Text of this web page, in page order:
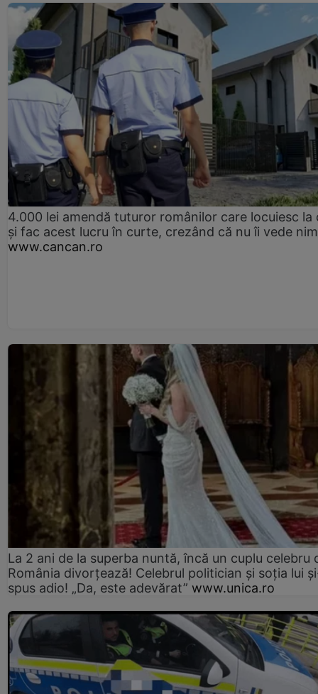
4.000 lei amendă tuturor românilor care locuiesc la
și fac acest lucru în curte, crezând că nu îi vede
www.cancan.ro
La 2 ani de la superba nuntă, încă un cuplu celebru
România divorțează! Celebrul politician și soția lui
spus adio! „Da, este adevărat” www.unica.ro